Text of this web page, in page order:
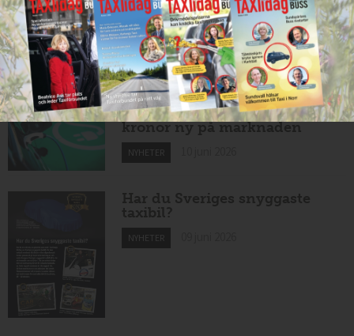
Nytt taxibolag i Borlänge
NYHETER 10 juni 2026
Mexikansk elbil för 80 000
kronor ny på marknaden
NYHETER
Har du Sveriges snyggaste
taxibil?
NYHETER